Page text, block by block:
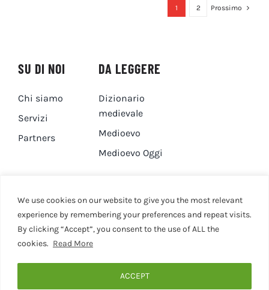
We use cookies on our website to give you the most relevant
experience by remembering your preferences and repeat visits.
By clicking “Accept”, you consent to the use of ALL the
cookies. Read More
ACCEPT
1 2 Prossimo
SU DI NOI
Chi siamo
Servizi
Partners
DA LEGGERE
Dizionario
medievale
Medioevo
Medioevo Oggi
DA GUARDARE
Canale YouTube
CONTATTI
Contatti